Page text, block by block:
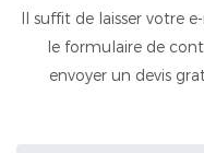
Il suffit de laisser votre
le formulaire de
envoyer un devis